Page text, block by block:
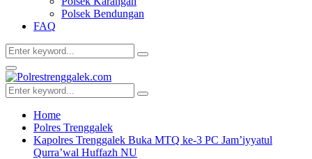
Polsek Bendungan
FAQ
Search
for:
Search
Facebook
Twitter
Youtube
Primary
Menu
Search
for:
Search
Home
Polres Trenggalek
Kapolres Trenggalek Buka MTQ ke-3 PC Jam’iyyatul
Qurra’wal Huffazh NU